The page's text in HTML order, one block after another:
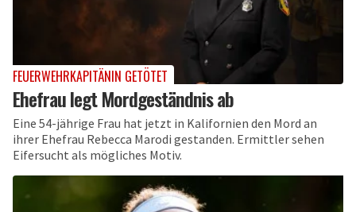
FEUERWEHRKAPITÄNIN GETÖTET
Ehefrau legt Mordgeständnis ab
Eine 54-jährige Frau hat jetzt in Kalifornien den Mord an
ihrer Ehefrau Rebecca Marodi gestanden. Ermittler sehen
Eifersucht als mögliches Motiv.